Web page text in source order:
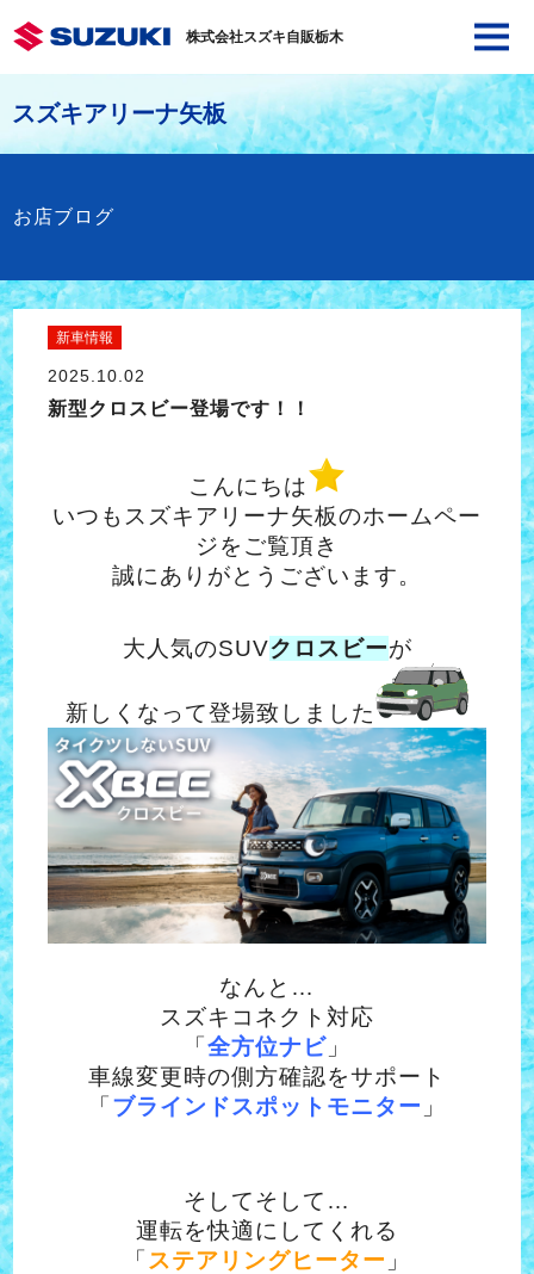
株式会社スズキ自販栃木
スズキアリーナ矢板
お店ブログ
新車情報
2025.10.02
新型クロスビー登場です！！
こんにちは
いつもスズキアリーナ矢板のホームペー
ジをご覧頂き
誠にありがとうございます。
大人気のSUVクロスビーが
新しくなって登場致しました
なんと…
スズキコネクト対応
「全方位ナビ 」
車線変更時の側方確認をサポート
「ブラインドスポットモニター 」
そしてそして…
運転を快適にしてくれる
「 ステアリングヒーター 」